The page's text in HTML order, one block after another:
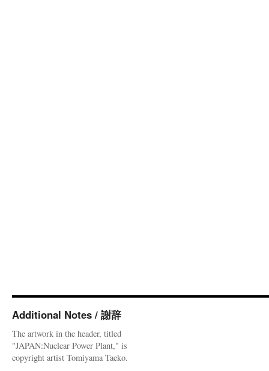
Additional Notes / 謝辞
The artwork in the header, titled
"JAPAN:Nuclear Power Plant," is
copyright artist Tomiyama Taeko.